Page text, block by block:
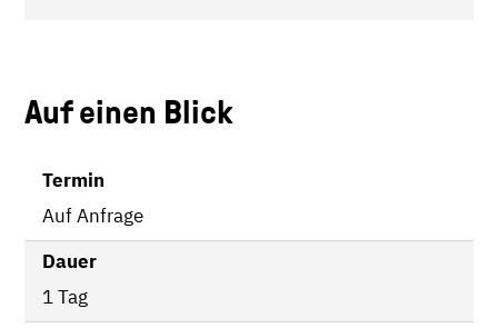
Auf einen Blick
Termin
Auf Anfrage
Dauer
1 Tag